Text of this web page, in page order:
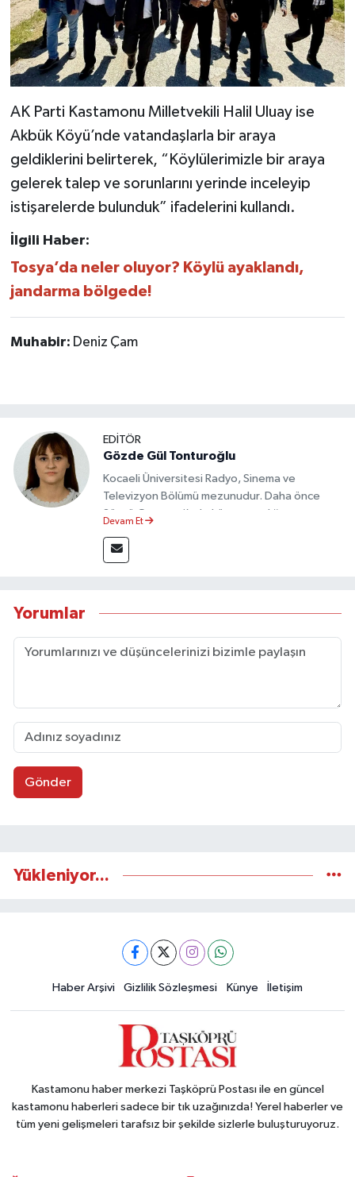
AK Parti Kastamonu Milletvekili Halil Uluay ise
Akbük Köyü’nde vatandaşlarla bir araya
geldiklerini belirterek, “Köylülerimizle bir araya
gelerek talep ve sorunlarını yerinde inceleyip
istişarelerde bulunduk” ifadelerini kullandı.
İlgili Haber:
Tosya’da neler oluyor? Köylü ayaklandı,
jandarma bölgede!
Muhabir: Deniz Çam
EDİTÖR
Gözde Gül Tonturoğlu
Kocaeli Üniversitesi Radyo, Sinema ve
Televizyon Bölümü mezunudur. Daha önce
Sözcü Gazetesi’nde köşe yazarlığı yapmış ve
Devam Et
Yorumlar
Gönder
Yükleniyor...
Haber Arşivi Gizlilik Sözleşmesi Künye İletişim
Kastamonu haber merkezi Taşköprü Postası ile en güncel
kastamonu haberleri sadece bir tık uzağınızda! Yerel haberler ve
tüm yeni gelişmeleri tarafsız bir şekilde sizlerle buluşturuyoruz.